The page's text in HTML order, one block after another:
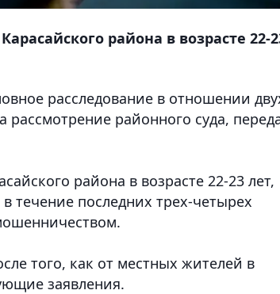
района в возрасте 22-
расследование в отношении
районного суда,
района в возрасте 22-23 лет,
течение последних трех-четырех
того, как от местных жителей в
заявления.